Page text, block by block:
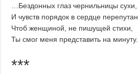
…Бездонных глаз чернильницы сухи,
И чувств порядок в сердце перепутан,
Чтоб женщиной, не пишущей стихи,
Ты смог меня представить на минуту.
***